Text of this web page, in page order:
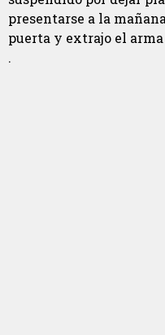
presentarse a la
puerta y extrajo el
.